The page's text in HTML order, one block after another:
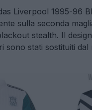
Liverpool 1995-96
sulla seconda
stealth. Il
sono stati sostituiti dal